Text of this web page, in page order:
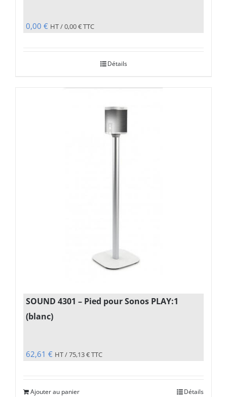
0,00 € HT /0,00€TTC
Détails
SOUND 4301 – Pied pour Sonos PLAY:1
(blanc)
62,61 € HT /75,13€TTC
Ajouter au panier Détails